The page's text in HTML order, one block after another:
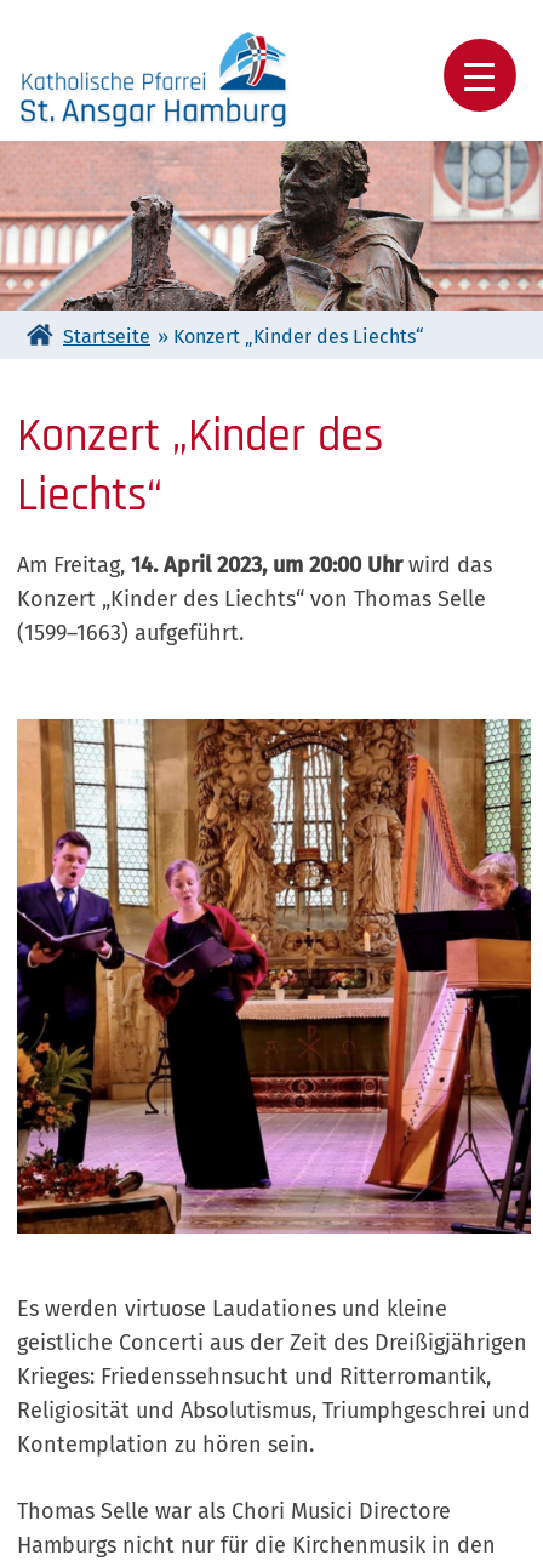
content
Katholische Pfarrei St. Ansgar Hamburg
Startseite » Konzert „Kinder des Liechts“
Konzert „Kinder des
Liechts“
Am Freitag, 14. April 2023, um 20:00 Uhrwird das
Konzert „Kinder des Liechts“ von Thomas Selle
(1599–1663) aufgeführt.
Es werden virtuose Laudationes und kleine
geistliche Concerti aus der Zeit des Dreißigjährigen
Krieges: Friedenssehnsucht und Ritterromantik,
Religiosität und Absolutismus, Triumphgeschrei und
Kontemplation zu hören sein.
Thomas Selle war als Chori Musici Directore
Hamburgs nicht nur für die Kirchenmusik in den